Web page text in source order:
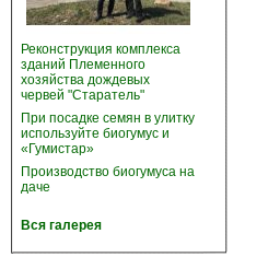
Реконструкция комплекса
зданий Племенного
хозяйства дождевых
червей "Старатель"
При посадке семян в улитку
используйте биогумус и
«Гумистар»
Производство биогумуса на
даче
Вся галерея